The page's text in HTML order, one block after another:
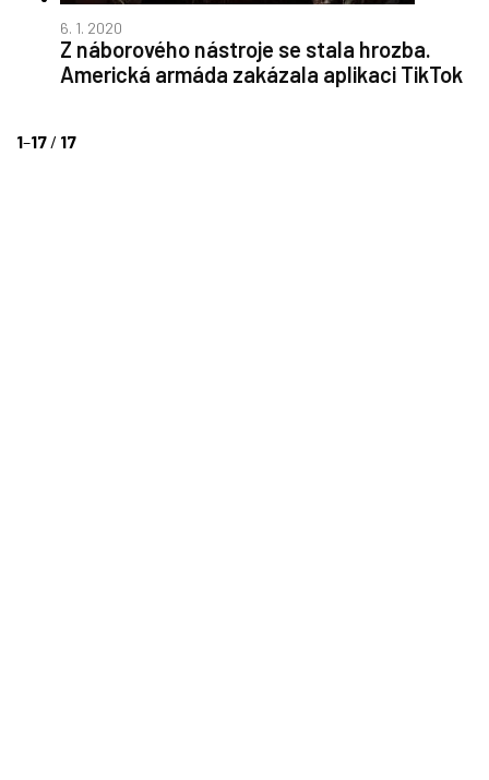
6. 1. 2020
Z náborového nástroje se stala hrozba.
Americká armáda zakázala aplikaci TikTok
1–17 / 17